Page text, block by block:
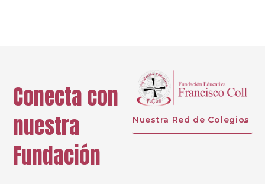
Conecta con
nuestra
Fundación
Nuestra Red de Colegios